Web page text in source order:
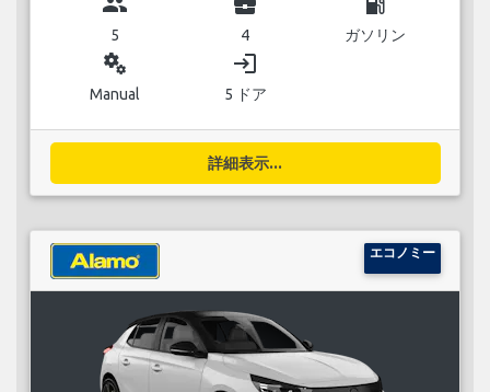
5 4 ガソリン
miscellaneous_services
Manual
login
5 ドア
詳細表示...
エコノミー